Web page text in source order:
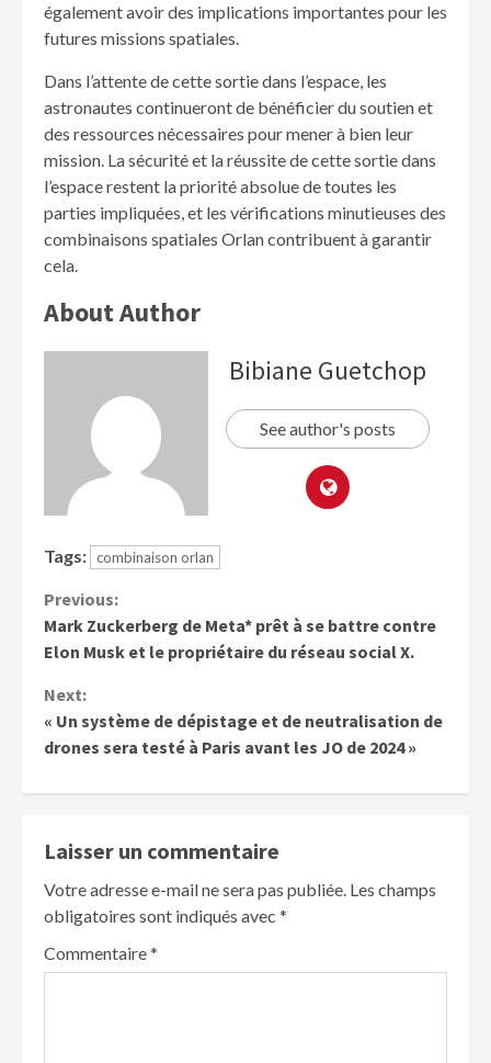
également avoir des implications importantes pour les
futures missions spatiales.
Dans l’attente de cette sortie dans l’espace, les
astronautes continueront de bénéficier du soutien et
des ressources nécessaires pour mener à bien leur
mission. La sécurité et la réussite de cette sortie dans
l’espace restent la priorité absolue de toutes les
parties impliquées, et les vérifications minutieuses des
combinaisons spatiales Orlan contribuent à garantir
cela.
About Author
Bibiane Guetchop
See author's posts
Tags: combinaison orlan
Previous:
Mark Zuckerberg de Meta* prêt à se battre contre
Elon Musk et le propriétaire du réseau social X.
Next:
« Un système de dépistage et de neutralisation de
drones sera testé à Paris avant les JO de 2024 »
Laisser un commentaire
Votre adresse e-mail ne sera pas publiée. Les champs
obligatoires sont indiqués avec *
Commentaire*